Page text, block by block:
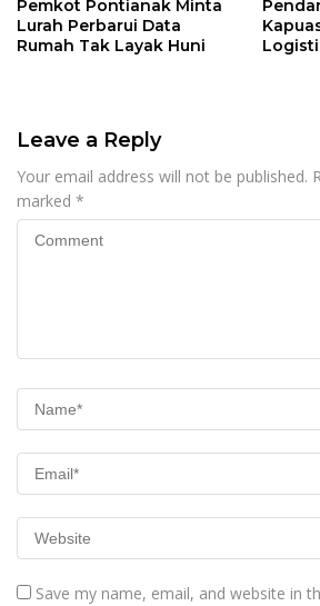
Pemkot Pontianak Minta
Lurah Perbarui Data
Rumah Tak Layak Huni
Leave a Reply
Your email address will not be published.
marked *
Save my name, email, and website in